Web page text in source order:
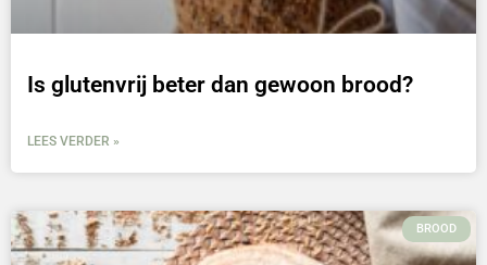
Is glutenvrij beter dan gewoon brood?
LEES VERDER »
BROOD